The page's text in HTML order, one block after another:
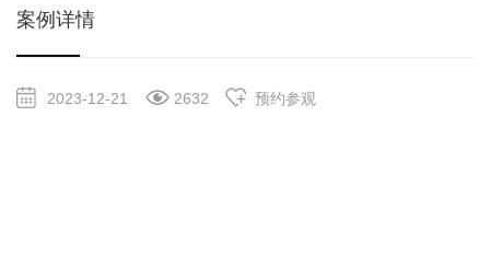
案例详情
2023-12-21 2632 预约参观